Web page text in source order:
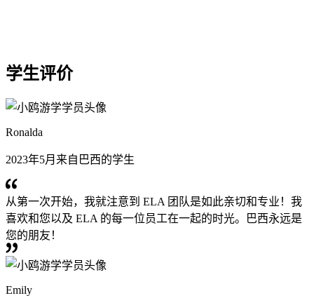
学生评价
Ronalda
2023年5月来自巴西的学生
从第一次开始，我就注意到 ELA 团队是如此亲切和专业！我
喜欢和您以及 ELA 的每一位员工在一起的时光。巴西永远是
您的朋友！
Emily